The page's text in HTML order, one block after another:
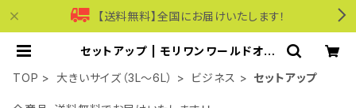
【送料無料】全国にお届けいたします！
セットアップ | モリワンワールドオン
TOP
大きいサイズ（3L～6L） ビジネス セットアップ